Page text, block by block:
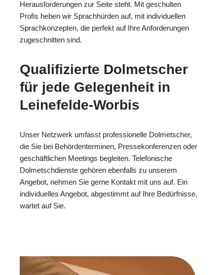
Herausforderungen zur Seite steht. Mit geschulten
Profis heben wir Sprachhürden auf, mit individuellen
Sprachkonzepten, die perfekt auf Ihre Anforderungen
zugeschnitten sind.
Qualifizierte Dolmetscher
für jede Gelegenheit in
Leinefelde-Worbis
Unser Netzwerk umfasst professionelle Dolmetscher,
die Sie bei Behördenterminen, Pressekonferenzen oder
geschäftlichen Meetings begleiten. Telefonische
Dolmetschdienste gehören ebenfalls zu unserem
Angebot, nehmen Sie gerne Kontakt mit uns auf. Ein
individuelles Angebot, abgestimmt auf Ihre Bedürfnisse,
wartet auf Sie.